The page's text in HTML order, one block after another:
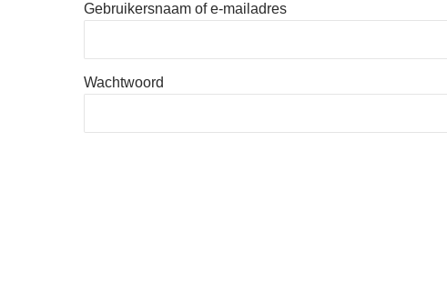
Gebruikersnaam of e-mailadres
Wachtwoord